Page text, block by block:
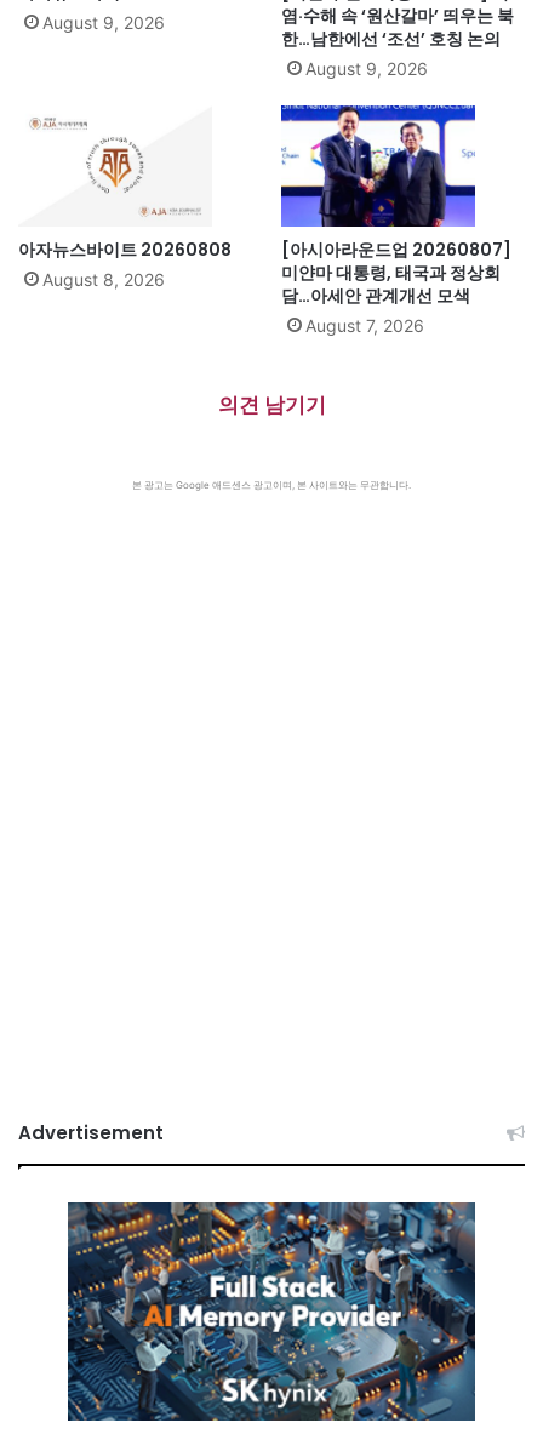
August 9, 2026
염·수해 속 ‘원산갈마’ 띄우는 북
한…남한에선 ‘조선’ 호칭 논의
August 9, 2026
아자뉴스바이트 20260808
August 8, 2026
[아시아라운드업 20260807]
미얀마 대통령, 태국과 정상회
담…아세안 관계개선 모색
August 7, 2026
의견 남기기
본 광고는 Google 애드센스 광고이며, 본 사이트와는 무관합니다.
Advertisement